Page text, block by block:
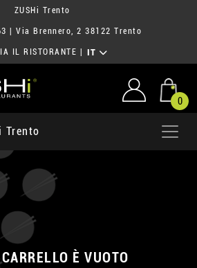
ZUSHi Trento
| Via Brennero, 2 38122 Trento
IL RISTORANTE IT
0
Trento
È VUOTO